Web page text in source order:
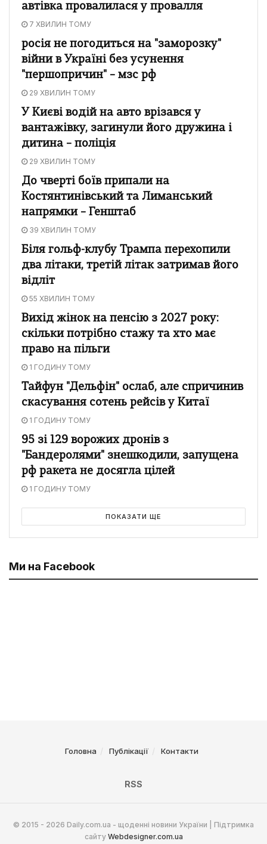
автівка провалилася у провалля
7 ХВИЛИН ТОМУ
росія не погодиться на "заморозку"
війни в Україні без усунення
"першопричин" – мзс рф
29 ХВИЛИН ТОМУ
У Києві водій на авто врізався у
вантажівку, загинули його дружина і
дитина – поліція
29 ХВИЛИН ТОМУ
До чверті боїв припали на
Костянтинівський та Лиманський
напрямки – Генштаб
39 ХВИЛИН ТОМУ
Біля гольф-клубу Трампа перехопили
два літаки, третій літак затримав його
відліт
55 ХВИЛИН ТОМУ
Вихід жінок на пенсію з 2027 року:
скільки потрібно стажу та хто має
право на пільги
1 ГОДИНУ ТОМУ
Тайфун "Дельфін" ослаб, але спричинив
скасування сотень рейсів у Китаї
1 ГОДИНУ ТОМУ
95 зі 129 ворожих дронів з
"Бандеролями" знешкодили, запущена
рф ракета не досягла цілей
1 ГОДИНУ ТОМУ
ПОКАЗАТИ ЩЕ
Ми на Facebook
Головна Публікації Контакти
RSS
© 2015 - 2026 Daily.com.ua - щоденні новини України | Підтримка
сайту Webdesigner.com.ua